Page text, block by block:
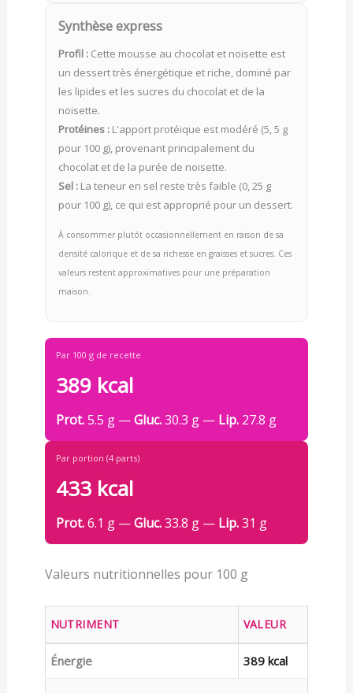
Synthèse express
Profil :Cette mousse au chocolat et noisette est
un dessert très énergétique et riche, dominé par
les lipides et les sucres du chocolat et de la
noisette.
Protéines :L'apport protéique est modéré (5, 5 g
pour 100 g), provenant principalement du
chocolat et de la purée de noisette.
Sel :La teneur en sel reste très faible (0, 25 g
pour 100 g), ce qui est approprié pour un dessert.
À consommer plutôt occasionnellement en raison de sa
densité calorique et de sa richesse en graisses et sucres. Ces
valeurs restent approximatives pour une préparation
maison.
Par 100 g de recette
389 kcal
Prot.5.5 g —Gluc.30.3 g — Lip.27.8 g
Par portion (4 parts)
433 kcal
Prot.6.1 g —Gluc.33.8 g — Lip.31 g
Valeurs nutritionnelles pour 100 g
NUTRIMENT VALEUR
Énergie 389 kcal